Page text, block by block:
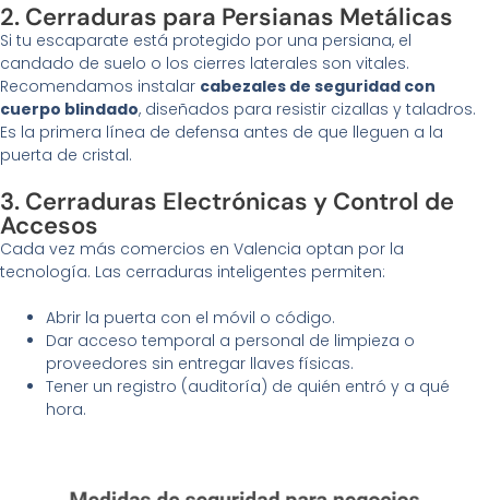
2. Cerraduras para Persianas Metálicas
Si tu escaparate está protegido por una persiana, el
candado de suelo o los cierres laterales son vitales.
Recomendamos instalar cabezales de seguridad con
cuerpo blindado, diseñados para resistir cizallas y taladros.
Es la primera línea de defensa antes de que lleguen a la
puerta de cristal.
3. Cerraduras Electrónicas y Control de
Accesos
Cada vez más comercios en Valencia optan por la
tecnología. Las cerraduras inteligentes permiten:
Abrir la puerta con el móvil o código.
Dar acceso temporal a personal de limpieza o
proveedores sin entregar llaves físicas.
Tener un registro (auditoría) de quién entró y a qué
hora.